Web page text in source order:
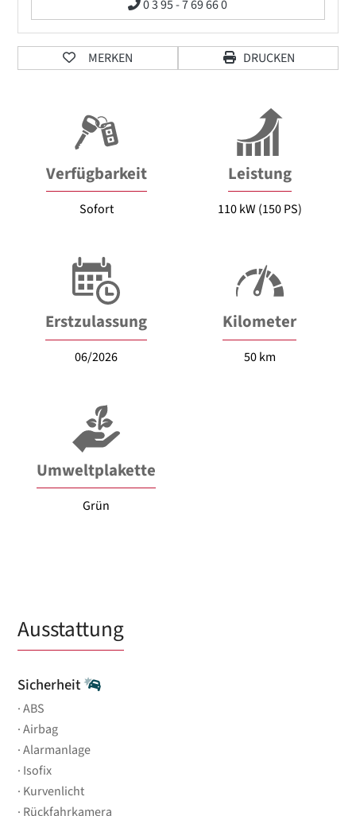
0 3 95 - 7 69 66 0
MERKEN DRUCKEN
Verfügbarkeit
Sofort
Leistung
110 kW (150 PS)
Erstzulassung
06/2026
Kilometer
50 km
Umweltplakette
Grün
Ausstattung
Sicherheit
ABS
Airbag
Alarmanlage
Isofix
Kurvenlicht
Rückfahrkamera